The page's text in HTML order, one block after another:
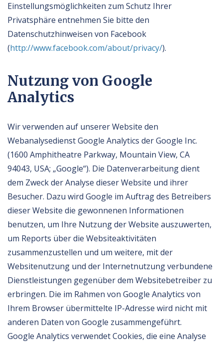
Einstellungsmöglichkeiten zum Schutz Ihrer
Privatsphäre entnehmen Sie bitte den
Datenschutzhinweisen von Facebook
(http://www.facebook.com/about/privacy/).
Nutzung von Google
Analytics
Wir verwenden auf unserer Website den
Webanalysedienst Google Analytics der Google Inc.
(1600 Amphitheatre Parkway, Mountain View, CA
94043, USA; „Google“). Die Datenverarbeitung dient
dem Zweck der Analyse dieser Website und ihrer
Besucher. Dazu wird Google im Auftrag des Betreibers
dieser Website die gewonnenen Informationen
benutzen, um Ihre Nutzung der Website auszuwerten,
um Reports über die Websiteaktivitäten
zusammenzustellen und um weitere, mit der
Websitenutzung und der Internetnutzung verbundene
Dienstleistungen gegenüber dem Websitebetreiber zu
erbringen. Die im Rahmen von Google Analytics von
Ihrem Browser übermittelte IP-Adresse wird nicht mit
anderen Daten von Google zusammengeführt.
Google Analytics verwendet Cookies, die eine Analyse